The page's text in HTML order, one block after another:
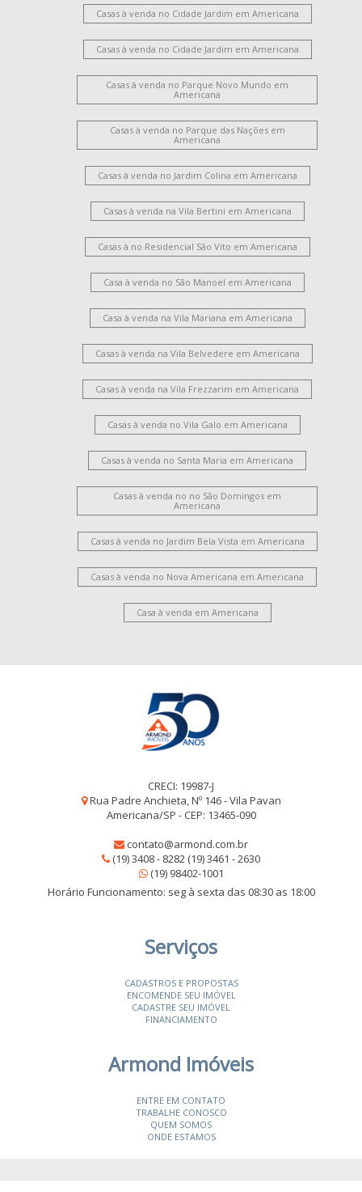
Casas à venda no Cidade Jardim em Americana
Casas à venda no Cidade Jardim em Americana
Casas à venda no Parque Novo Mundo em
Americana
Casas à venda no Parque das Nações em
Americana
Casas à venda no Jardim Colina em Americana
Casas à venda na Vila Bertini em Americana
Casas à no Residencial São Vito em Americana
Casa à venda no São Manoel em Americana
Casa à venda na Vila Mariana em Americana
Casas à venda na Vila Belvedere em Americana
Casas à venda na Vila Frezzarim em Americana
Casas à venda no Vila Galo em Americana
Casas à venda no Santa Maria em Americana
Casas à venda no no São Domingos em
Americana
Casas à venda no Jardim Bela Vista em Americana
Casas à venda no Nova Americana em Americana
Casa à venda em Americana
CRECI: 19987-J
Rua Padre Anchieta, Nº 146 - Vila Pavan
Americana/SP - CEP: 13465-090
contato@armond.com.br
(19) 3408 - 8282 (19) 3461 - 2630
(19) 98402-1001
Horário Funcionamento: seg à sexta das 08:30 as 18:00
Serviços
CADASTROS E PROPOSTAS
ENCOMENDE SEU IMÓVEL
CADASTRE SEU IMÓVEL
FINANCIAMENTO
Armond Imóveis
ENTRE EM CONTATO
TRABALHE CONOSCO
QUEM SOMOS
ONDE ESTAMOS